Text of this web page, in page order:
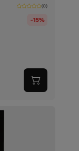
(0)
-15%
Adicionar
ao